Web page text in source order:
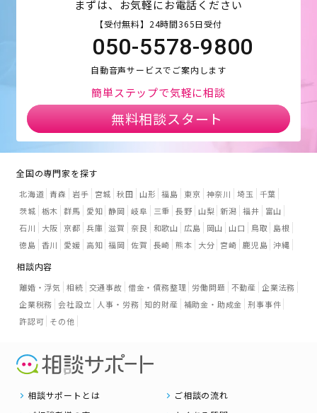
まずは、お気軽にお電話ください
【受付無料】24時間365日受付
050-5578-9800
自動音声サービスでご案内します
簡単ステップで気軽に相談
無料相談スタート
全国の専門家を探す
北海道 青森 岩手 宮城 秋田 山形 福島 東京 神奈川 埼玉
千葉
茨城 栃木 群馬 愛知 静岡 岐阜 三重 長野 山梨 新潟 福井
富山
石川
大阪 京都 兵庫 滋賀 奈良 和歌山 広島 岡山 山口 鳥取
島根
徳島 香川 愛媛 高知 福岡 佐賀 長崎 熊本 大分 宮崎 鹿児島 沖縄
相談内容
離婚・浮気 相続 交通事故 借金・債務整理 労働問題 不動産 企業法務
企業税務 会社設立 人事・労務 知的財産 補助金・助成金 刑事事件
許認可 その他
相談サポートとは
ご相談の流れ